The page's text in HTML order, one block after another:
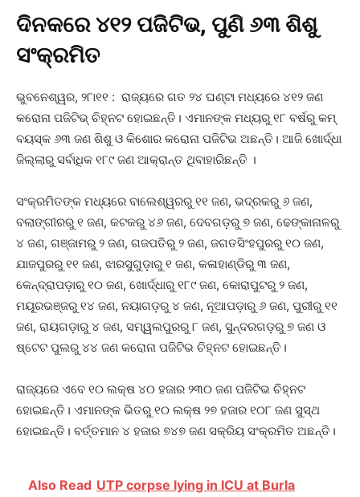
ଦିନକରେ ୪୧୨ ପଜିଟିଭ, ପୁଣି ୬୩ ଶିଶୁ
ସଂକ୍ରମିତ
ଭୁବନେଶ୍ୱର, ୨୮ା୧୧ : ରାଜ୍ୟରେ ଗତ ୨୪ ଘଣ୍ଟା ମଧ୍ୟରେ ୪୧୨ ଜଣ
କରୋନା ପଜିଟିଭ୍ ଚିହ୍ନଟ ହୋଇଛନ୍ତି। ଏମାନଙ୍କ ମଧ୍ୟରୁ ୧୮ ବର୍ଷରୁ କମ୍
ବୟସ୍କ ୬୩ ଜଣ ଶିଶୁ ଓ କିଶୋର କରୋନା ପଜିଟିଭ ଅଛନ୍ତି। ଆଜି ଖୋର୍ଦ୍ଧା
ଜିଲ୍ଲାରୁ ସର୍ବାଧିକ ୧୮୯ ଜଣ ଆକ୍ରାନ୍ତ ଥିବାହାରିଛନ୍ତି ।
ସଂକ୍ରମିତଙ୍କ ମଧ୍ୟରେ ବାଲେଶ୍ୱରରୁ ୧୧ ଜଣ, ଭଦ୍ରକରୁ ୬ ଜଣ,
ବଲାଙ୍ଗୀରରୁ ୧ ଜଣ, କଟକରୁ ୪୬ ଜଣ, ଦେବଗଡ଼ରୁ ୭ ଜଣ, ଢେଙ୍କାନାଳରୁ
୪ ଜଣ, ଗଞ୍ଜାମରୁ ୨ ଜଣ, ଗଜପତିରୁ ୨ ଜଣ, ଜଗତସିଂହପୁରରୁ ୧୦ ଜଣ,
ଯାଜପୁରରୁ ୧୧ ଜଣ, ଝାରସୁଗୁଡ଼ାରୁ ୧ ଜଣ, କଳାହାଣ୍ଡିରୁ ୩ ଜଣ,
କେନ୍ଦ୍ରାପଡ଼ାରୁ ୧୦ ଜଣ, ଖୋର୍ଦ୍ଧାରୁ ୧୮୯ ଜଣ, କୋରାପୁଟରୁ ୨ ଜଣ,
ମୟୂରଭଞ୍ଜରୁ ୧୪ ଜଣ, ନୟାଗଡ଼ରୁ ୪ ଜଣ, ନୂଆପଡ଼ାରୁ ୬ ଜଣ, ପୁରୀରୁ ୧୧
ଜଣ, ରାୟଗଡ଼ାରୁ ୪ ଜଣ, ସମ୍ୱଲପୁରରୁ ୮ ଜଣ, ସୁନ୍ଦରଗଡ଼ରୁ ୭ ଜଣ ଓ
ଷ୍ଟେଟ ପୁଲରୁ ୪୪ ଜଣ କରୋନା ପଜିଟିଭ ଚିହ୍ନଟ ହୋଇଛନ୍ତି।
ରାଜ୍ୟରେ ଏବେ ୧୦ ଲକ୍ଷ ୪୦ ହଜାର ୨୩୦ ଜଣ ପଜିଟିଭ ଚିହ୍ନଟ
ହୋଇଛନ୍ତି। ଏମାନଙ୍କ ଭିତରୁ ୧୦ ଲକ୍ଷ ୨୭ ହଜାର ୧୦୮ ଜଣ ସୁସ୍ଥ
ହୋଇଛନ୍ତି। ବର୍ତ୍ତମାନ ୪ ହଜାର ୭୪୭ ଜଣ ସକ୍ରିୟ ସଂକ୍ରମିତ ଅଛନ୍ତି।
Also Read UTP corpse lying in ICU at Burla